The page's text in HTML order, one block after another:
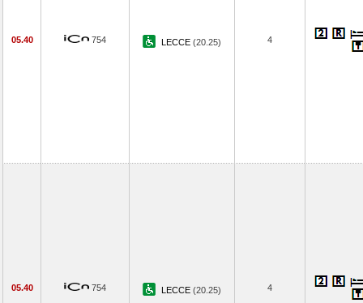
05.40 754 LECCE (20.25) 4
05.40 754 LECCE (20.25) 4